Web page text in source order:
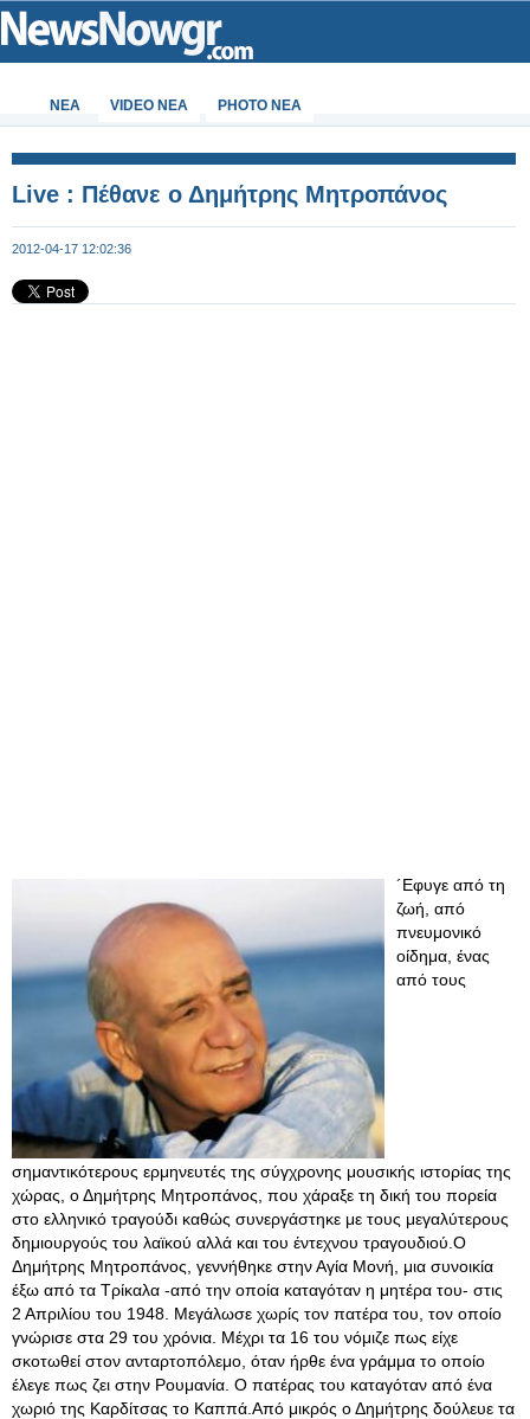
ΝΕΑ VIDEO NEA PHOTO NEA
Live : Πέθανε ο Δημήτρης Μητροπάνος
2012-04-17 12:02:36
´Εφυγε από τη
ζωή, από
πνευμονικό
οίδημα, ένας
από τους
σημαντικότερους ερμηνευτές της σύγχρονης μουσικής ιστορίας της
χώρας, ο Δημήτρης Μητροπάνος, που χάραξε τη δική του πορεία
στο ελληνικό τραγούδι καθώς συνεργάστηκε με τους μεγαλύτερους
δημιουργούς του λαϊκού αλλά και του έντεχνου τραγουδιού.Ο
Δημήτρης Μητροπάνος, γεννήθηκε στην Αγία Mονή, μια συνοικία
έξω από τα Τρίκαλα -από την οποία καταγόταν η μητέρα του- στις
2 Απριλίου του 1948. Μεγάλωσε χωρίς τον πατέρα του, τον οποίο
γνώρισε στα 29 του χρόνια. Μέχρι τα 16 του νόμιζε πως είχε
σκοτωθεί στον ανταρτοπόλεμο, όταν ήρθε ένα γράμμα το οποίο
έλεγε πως ζει στην Ρουμανία. Ο πατέρας του καταγόταν από ένα
χωριό της Καρδίτσας το Καππά.Από μικρός ο Δημήτρης δούλευε τα